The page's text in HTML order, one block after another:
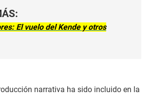
El vuelo del Kende y otros
narrativa ha sido incluido en la